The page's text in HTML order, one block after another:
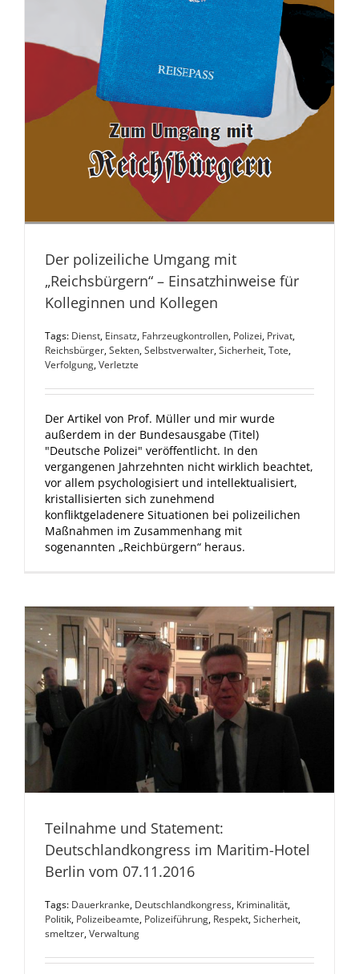
Der polizeiliche Umgang mit
„Reichsbürgern“ – Einsatzhinweise für
Kolleginnen und Kollegen
Tags: Dienst, Einsatz, Fahrzeugkontrollen, Polizei, Privat,
Reichsbürger,Sekten,Selbstverwalter,Sicherheit,Tote,
Verfolgung,Verletzte
Der Artikel von Prof. Müller und mir wurde
außerdem in der Bundesausgabe (Titel)
"Deutsche Polizei" veröffentlicht. In den
vergangenen Jahrzehnten nicht wirklich beachtet,
vor allem psychologisiert und intellektualisiert,
kristallisierten sich zunehmend
konfliktgeladenere Situationen bei polizeilichen
Maßnahmen im Zusammenhang mit
sogenannten „Reichbürgern“ heraus.
Teilnahme und Statement:
Deutschlandkongress im Maritim-Hotel
Berlin vom 07.11.2016
Tags: Dauerkranke, Deutschlandkongress, Kriminalität,
Politik, Polizeibeamte, Polizeiführung, Respekt,Sicherheit,
smeltzer,Verwaltung